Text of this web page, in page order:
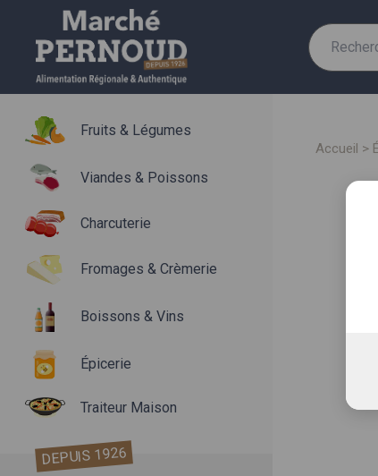
Recherche
pour :
Fruits & Légumes
Viandes & Poissons
Charcuterie
Fromages & Crèmerie
Boissons & Vins
Épicerie
Traiteur Maison
DEPUIS 1926
accueil >